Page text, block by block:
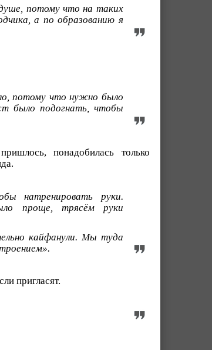
потому что на таких
а по образованию я
потому что нужно было
было подогнать, чтобы
понадобилась только
натренировать руки.
проще, трясём руки
кайфанули. Мы туда
пригласят.